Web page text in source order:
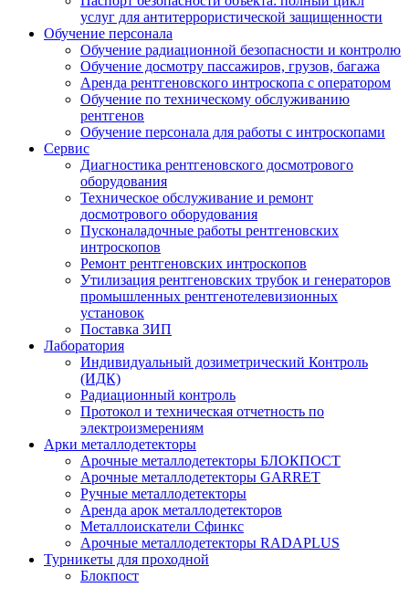
услуг для антитеррористической защищенности
Обучение персонала
Обучение радиационной безопасности и контролю
Обучение досмотру пассажиров, грузов, багажа
Аренда рентгеновского интроскопа с оператором
Обучение по техническому обслуживанию
рентгенов
Обучение персонала для работы с интроскопами
Сервис
Диагностика рентгеновского досмотрового
оборудования
Техническое обслуживание и ремонт
досмотрового оборудования
Пусконаладочные работы рентгеновских
интроскопов
Ремонт рентгеновских интроскопов
Утилизация рентгеновских трубок и генераторов
промышленных рентгенотелевизионных
установок
Поставка ЗИП
Лаборатория
Индивидуальный дозиметрический Контроль
(ИДК)
Радиационный контроль
Протокол и техническая отчетность по
электроизмерениям
Арки металлодетекторы
Арочные металлодетекторы БЛОКПОСТ
Арочные металлодетекторы GARRET
Ручные металлодетекторы
Аренда арок металлодетекторов
Металлоискатели Сфинкс
Арочные металлодетекторы RADAPLUS
Турникеты для проходной
Блокпост